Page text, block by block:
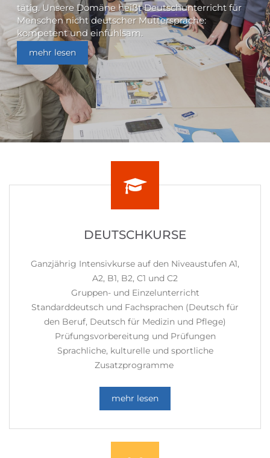
tätig. Unsere Domäne heißt Deutschunterricht für
Menschen nicht deutscher Muttersprache:
kompetent und einfühlsam.
mehr lesen
DEUTSCHKURSE
Ganzjährig Intensivkurse auf den Niveaustufen A1,
A2, B1, B2, C1 und C2
Gruppen- und Einzelunterricht
Standarddeutsch und Fachsprachen (Deutsch für
den Beruf, Deutsch für Medizin und Pflege)
Prüfungsvorbereitung und Prüfungen
Sprachliche, kulturelle und sportliche
Zusatzprogramme
mehr lesen